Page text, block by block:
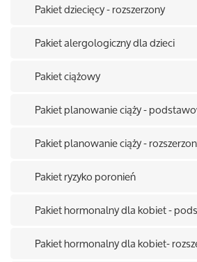
Pakiet dziecięcy - rozszerzony
Pakiet alergologiczny dla dzieci
Pakiet ciążowy
Pakiet planowanie ciąży -
Pakiet planowanie ciąży -
Pakiet ryzyko poronień
Pakiet hormonalny dla kobiet -
Pakiet hormonalny dla kobiet-